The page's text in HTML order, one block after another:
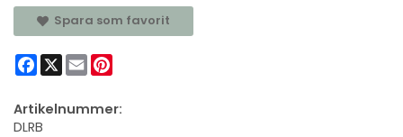
Spara som favorit
Facebook
X Email
Artikelnummer:
DLRB